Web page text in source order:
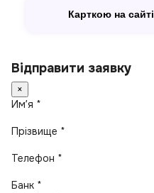
Карткою на сайті
Відправити заявку
×
Имʼя *
Прізвище *
Телефон *
Банк *